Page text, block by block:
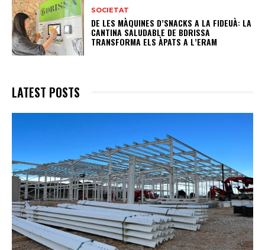
SOCIETAT
DE LES MÀQUINES D’SNACKS A LA FIDEUÀ: LA
CANTINA SALUDABLE DE BDRISSA
TRANSFORMA ELS ÀPATS A L’ERAM
LATEST POSTS